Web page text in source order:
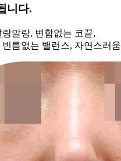
니다.
말랑, 변함없는 코끝,
틈없는 밸런스, 자연스러움